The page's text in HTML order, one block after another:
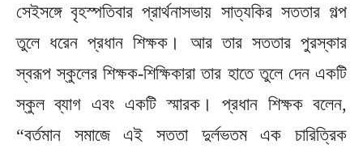
সেইসঙ্গে বৃহস্পতিবার প্রার্থনাসভায় সাত্যকির সততার গল্প
তুলে ধরেন প্রধান শিক্ষক। আর তার সততার পুরস্কার
স্বরূপ স্কুলের শিক্ষক-শিক্ষিকারা তার হাতে তুলে দেন একটি
স্কুল ব্যাগ এবং একটি স্মারক। প্রধান শিক্ষক বলেন,
“বর্তমান সমাজে এই সততা দুর্লভতম এক চারিত্রিক